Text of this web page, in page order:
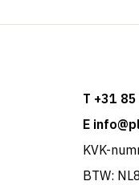
T +31
E
KVK-
BTW: